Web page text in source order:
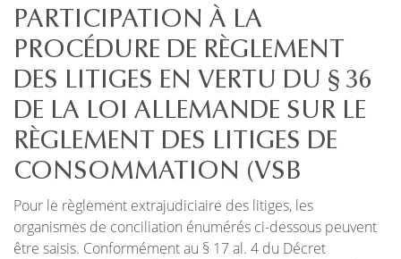
PARTICIPATION À LA
PROCÉDURE DE RÈGLEMENT
DES LITIGES EN VERTU DU § 36
DE LA LOI ALLEMANDE SUR LE
RÈGLEMENT DES LITIGES DE
CONSOMMATION (VSB
Pour le règlement extrajudiciaire des litiges, les
organismes de conciliation énumérés ci-dessous peuvent
être saisis. Conformément au § 17 al. 4 du Décret